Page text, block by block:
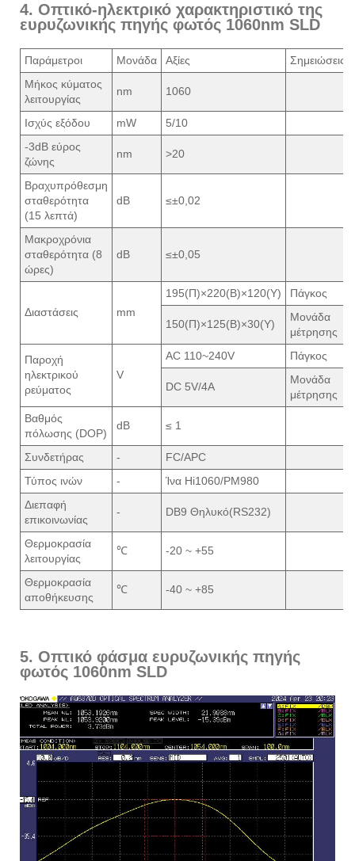
4. Οπτικό-ηλεκτρικό χαρακτηριστικό της
ευρυζωνικής πηγής φωτός 1060nm SLD
Παράμετροι Μονάδα Αξίες
Σημειώσεις
Μήκος κύματος
λειτουργίας
nm 1060
Ισχύς εξόδου mW
5/10
-3dB εύρος
ζώνης
nm >20
Βραχυπρόθεσμη
σταθερότητα
(15 λεπτά)
dB ≤±0,02
Μακροχρόνια
σταθερότητα (8
ώρες)
dB ≤±0,05
Διαστάσεις mm
195(Π)×220(Β)×120(Υ) Πάγκος
150(Π)×125(Β)×30(Υ)
Μονάδα
μέτρησης
Παροχή
ηλεκτρικού
ρεύματος
V
AC 110~240V Πάγκος
DC 5V/4A
Μονάδα
μέτρησης
Βαθμός
πόλωσης (DOP)
dB ≤ 1
Συνδετήρας -
FC/APC
Τύπος ινών
-
Ίνα Hi1060/PM980
Διεπαφή
επικοινωνίας
- DB9 Θηλυκό(RS232)
Θερμοκρασία
λειτουργίας
℃ -20 ~ +55
Θερμοκρασία
αποθήκευσης
℃ -40 ~ +85
5. Οπτικό φάσμα ευρυζωνικής πηγής
φωτός 1060nm SLD